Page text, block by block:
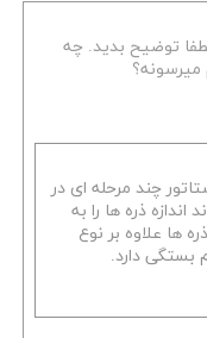
توضیح بدید. چه
میرسونه؟
چند مرحله ای در
ذره ها را به
ها علاوه بر نوع
بستگی دارد.